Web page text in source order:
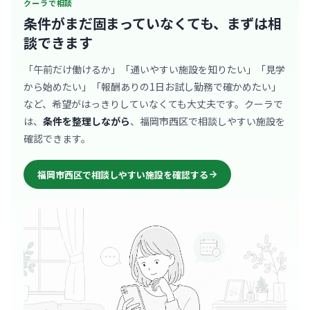
クーラで相談
条件がまだ固まっていなくても、 まずは相
談できます
「午前だけ働けるか」「通いやすい施設を知りたい」「見学
から始めたい」「報酬ありの1日お試し勤務で確かめたい」
など、希望がはっきりしていなくても大丈夫です。クーラで
は、 条件を整理しながら、福岡市西区で相談しやすい施設を
確認できます。
福岡市西区で相談しやすい施設を確認する